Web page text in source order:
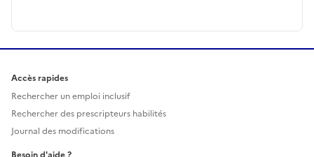
Accès rapides
Rechercher un emploi inclusif
Rechercher des prescripteurs habilités
Journal des modifications